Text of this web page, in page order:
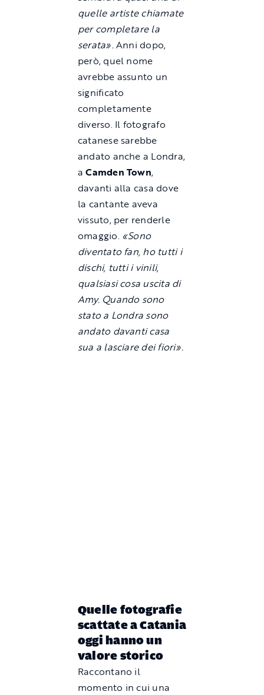
quelle artiste chiamate
per completare la
serata».Anni dopo,
però, quel nome
avrebbe assunto un
significato
completamente
diverso. Il fotografo
catanese sarebbe
andato anche a Londra,
aCamden Town,
davanti alla casa dove
la cantante aveva
vissuto, per renderle
omaggio. «Sono
diventato fan, ho tutti i
dischi, tutti i vinili,
qualsiasi cosa uscita di
Amy. Quando sono
stato a Londra sono
andato davanti casa
sua a lasciare dei fiori».
Quelle fotografie
scattate a Catania
oggi hanno un
valore storico
Raccontano il
momento in cui una